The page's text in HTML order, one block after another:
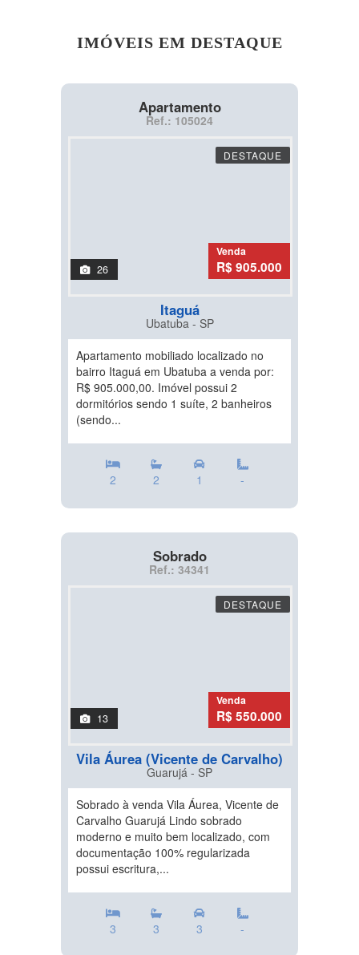
IMÓVEIS EM DESTAQUE
Apartamento
Ref.: 105024
DESTAQUE
26
Venda
R$ 905.000
Itaguá
Ubatuba - SP
Apartamento mobiliado localizado no
bairro Itaguá em Ubatuba a venda por:
R$ 905.000,00. Imóvel possui 2
dormitórios sendo 1 suíte, 2 banheiros
(sendo...
2 2 1 -
Sobrado
Ref.: 34341
DESTAQUE
13
Venda
R$ 550.000
Vila Áurea (Vicente de Carvalho)
Guarujá - SP
Sobrado à venda Vila Áurea, Vicente de
Carvalho Guarujá Lindo sobrado
moderno e muito bem localizado, com
documentação 100% regularizada
possui escritura,...
3 3 3 -